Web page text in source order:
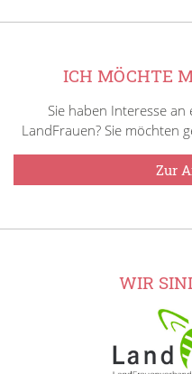
ICH MÖCHTE
Sie haben Interesse
LandFrauen? Sie möchten
Zur
WIR